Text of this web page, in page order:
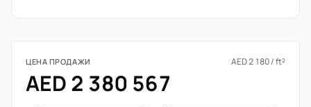
ЦЕНА ПРОДАЖИ AED 2 180 / ft²
AED 2 380 567